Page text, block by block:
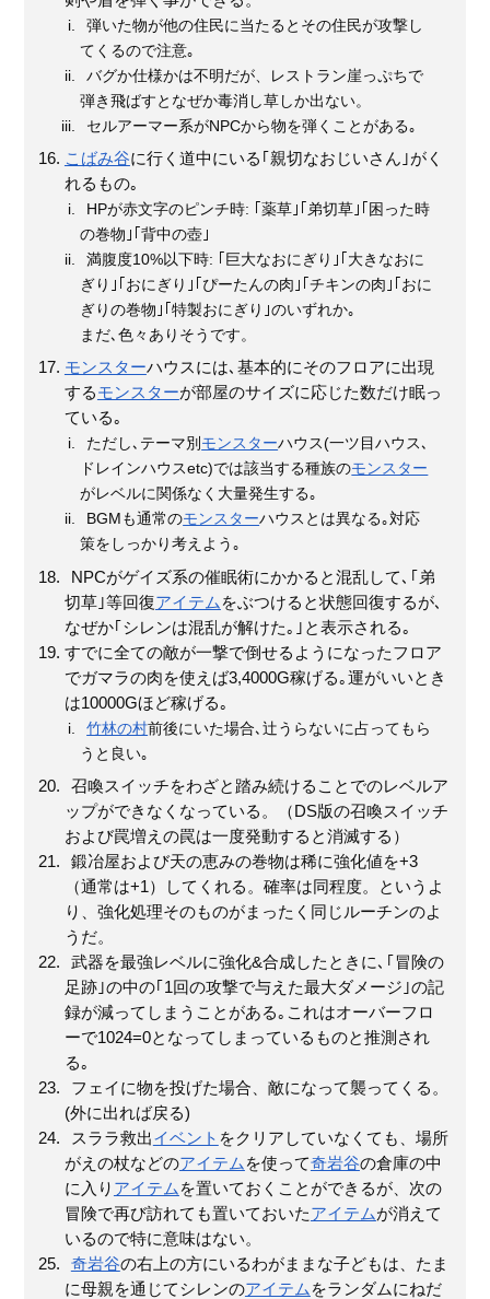
弾いた物が他の住民に当たるとその住民が攻撃し
てくるので注意｡
バグか仕様かは不明だが、レストラン崖っぷちで
弾き飛ばすとなぜか毒消し草しか出ない。
セルアーマー系がNPCから物を弾くことがある｡
こばみ谷に行く道中にいる｢親切なおじいさん｣がく
れるもの｡
HPが赤文字のピンチ時: ｢薬草｣｢弟切草｣｢困った時
の巻物｣｢背中の壺｣
満腹度10%以下時: ｢巨大なおにぎり｣｢大きなおに
ぎり｣｢おにぎり｣｢ぴーたんの肉｣｢チキンの肉｣｢おに
ぎりの巻物｣｢特製おにぎり｣のいずれか｡
まだ､色々ありそうです。
モンスターハウスには､基本的にそのフロアに出現
するモンスターが部屋のサイズに応じた数だけ眠っ
ている｡
ただし､テーマ別 モンスターハウス(一ツ目ハウス､
ドレインハウスetc)では該当する種族のモンスター
がレベルに関係なく大量発生する｡
BGMも通常のモンスターハウスとは異なる｡対応
策をしっかり考えよう｡
NPCがゲイズ系の催眠術にかかると混乱して､｢弟
切草｣等回復アイテム をぶつけると状態回復するが､
なぜか｢シレンは混乱が解けた｡｣と表示される｡
すでに全ての敵が一撃で倒せるようになったフロア
でガマラの肉を使えば3,4000G稼げる｡運がいいとき
は10000Gほど稼げる｡
竹林の村前後にいた場合､辻うらないに占ってもら
うと良い｡
召喚スイッチをわざと踏み続けることでのレベルア
ップができなくなっている。（DS版の召喚スイッチ
および罠増えの罠は一度発動すると消滅する）
鍛冶屋および天の恵みの巻物は稀に強化値を+3
（通常は+1）してくれる。確率は同程度。というよ
り、強化処理そのものがまったく同じルーチンのよ
うだ。
武器を最強レベルに強化&合成したときに､｢冒険の
足跡｣の中の｢1回の攻撃で与えた最大ダメージ｣の記
録が減ってしまうことがある｡これはオーバーフロ
ーで1024=0となってしまっているものと推測され
る｡
フェイに物を投げた場合、敵になって襲ってくる。
(外に出れば戻る)
スララ救出イベント をクリアしていなくても、場所
がえの杖などのアイテム を使って奇岩谷の倉庫の中
に入り アイテム を置いておくことができるが、次の
冒険で再び訪れても置いておいたアイテムが消えて
いるので特に意味はない。
奇岩谷の右上の方にいるわがままな子どもは、たま
に母親を通じてシレンのアイテム をランダムにねだ